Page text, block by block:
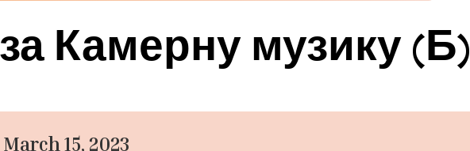
Камерну музику (Б)
March 15, 2023